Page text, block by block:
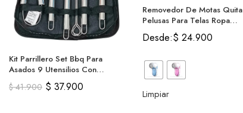
Kit Parrillero Set Bbq Para
Asados 9 Utensilios Con
Estuche
$41.900 $ 37.900
Removedor De Motas Quita
Pelusas Para Telas Ropa
Recargable
Desde:$ 24.900
Limpiar